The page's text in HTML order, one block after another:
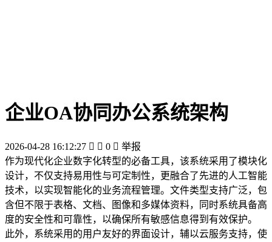
企业OA协同办公系统架构
2026-04-28 16:12:27   0  举报
作为现代化企业数字化转型的必备工具，该系统采用了模块化
设计，不仅支持易用性与可定制性，更融合了先进的人工智能
技术，以实现智能化的业务流程管理。文件类型支持广泛，包
含但不限于表格、文档、图像和多媒体资料，同时系统具备高
度的安全性和可靠性，以确保所有敏感信息得到有效保护。
此外，系统采用的用户友好的界面设计，辅以云服务支持，使